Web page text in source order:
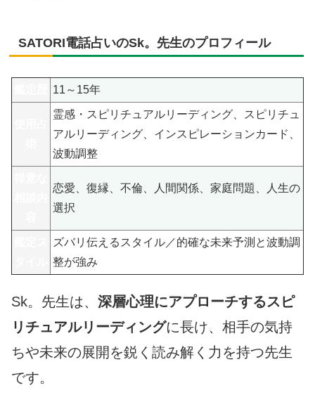
SATORI電話占いのSk。先生のプロフィール
11～15年
霊感・スピリチュアルリーディング、スピリチュ
アルリーディング、インスピレーションカード、
波動調整
恋愛、復縁、不倫、人間関係、家庭問題、人生の
選択
ズバリ伝えるスタイル／的確な未来予測と波動調
整が強み
Sk。先生は、 深層心理にアプローチするスピ
リチュアルリーディングに長け、相手の気持
ちや未来の展開を鋭く読み解く力を持つ先生
です。